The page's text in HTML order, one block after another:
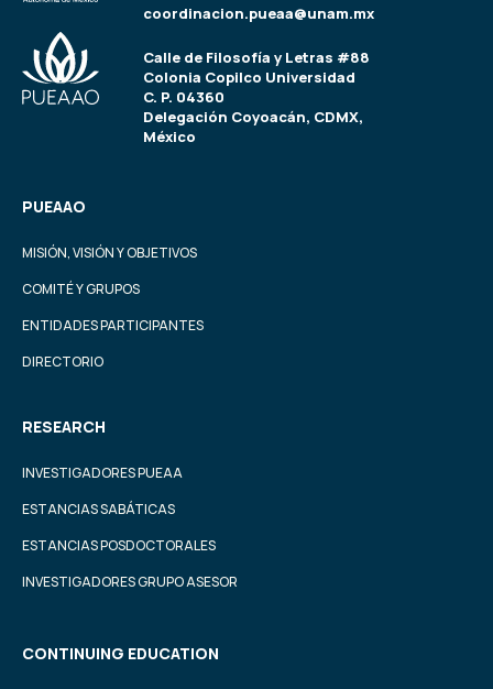
coordinacion.pueaa@unam.mx
Calle de Filosofía y Letras #88
Colonia Copilco Universidad
C. P. 04360
Delegación Coyoacán, CDMX,
México
PUEAAO
MISIÓN, VISIÓN Y OBJETIVOS
COMITÉ Y GRUPOS
ENTIDADES PARTICIPANTES
DIRECTORIO
RESEARCH
INVESTIGADORES PUEAA
ESTANCIAS SABÁTICAS
ESTANCIAS POSDOCTORALES
INVESTIGADORES GRUPO ASESOR
CONTINUING EDUCATION